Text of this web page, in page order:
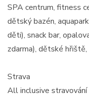
SPA centrum, fitness
dětský bazén,
děti), snack bar,
zdarma), dětské
Strava
All inclusive